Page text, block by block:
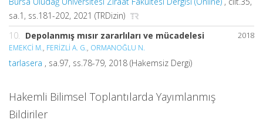
sa.1, ss.181-202, 2021 (TRDizin)
2018
10. Depolanmış mısır zararlıları ve mücadelesi
EMEKCİ M., FERİZLİ A. G., ORMANOĞLU N.
tarlasera , sa.97, ss.78-79, 2018 (Hakemsiz Dergi)
Hakemli Bilimsel Toplantılarda Yayımlanmış
Bildiriler